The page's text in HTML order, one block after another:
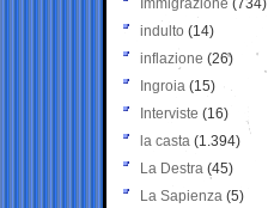
Immigrazione (734)
indulto (14)
inflazione (26)
Ingroia (15)
Interviste (16)
la casta (1.394)
La Destra (45)
La Sapienza (5)